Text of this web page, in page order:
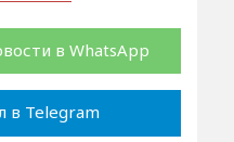
в WhatsApp
в Telegram